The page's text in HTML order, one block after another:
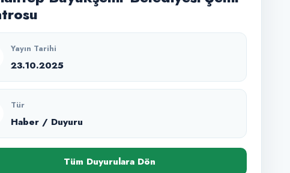
Yayın Tarihi
23.10.2025
Tür
Haber / Duyuru
Tüm Duyurulara Dön